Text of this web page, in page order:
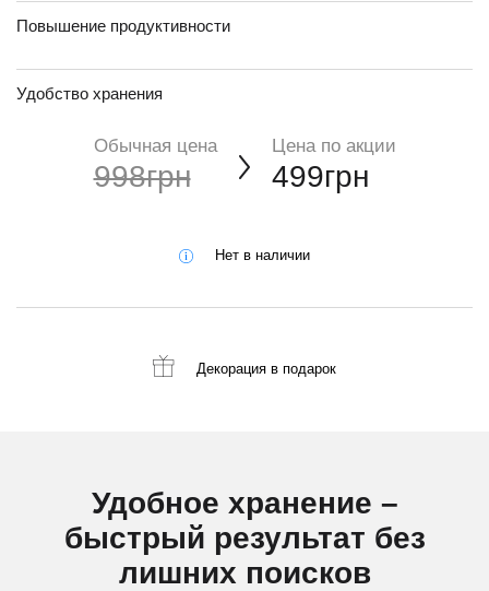
Повышение продуктивности
Удобство хранения
Обычная цена
998грн
Цена по акции
499грн
Нет в наличии
Декорация в подарок
Удобное хранение –
быстрый результат без
лишних поисков